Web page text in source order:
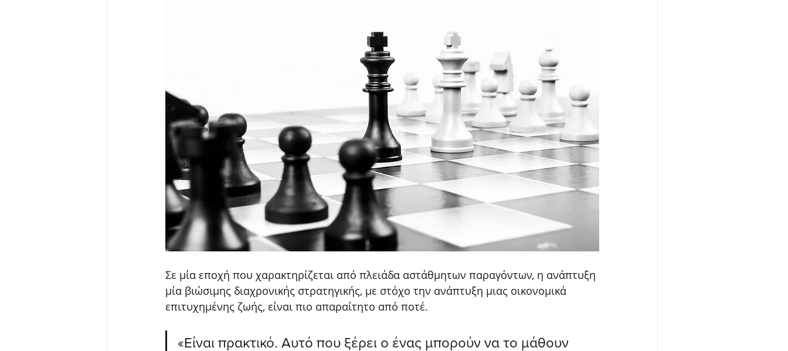
Σε μία εποχή που χαρακτηρίζεται από πλειάδα αστάθμητων παραγόντων, η ανάπτυξη
μία βιώσιμης διαχρονικής στρατηγικής, με στόχο την ανάπτυξη μιας οικονομικά
επιτυχημένης ζωής, είναι πιο απαραίτητο από ποτέ.
«Είναι πρακτικό. Αυτό που ξέρει ο ένας μπορούν να το μάθουν